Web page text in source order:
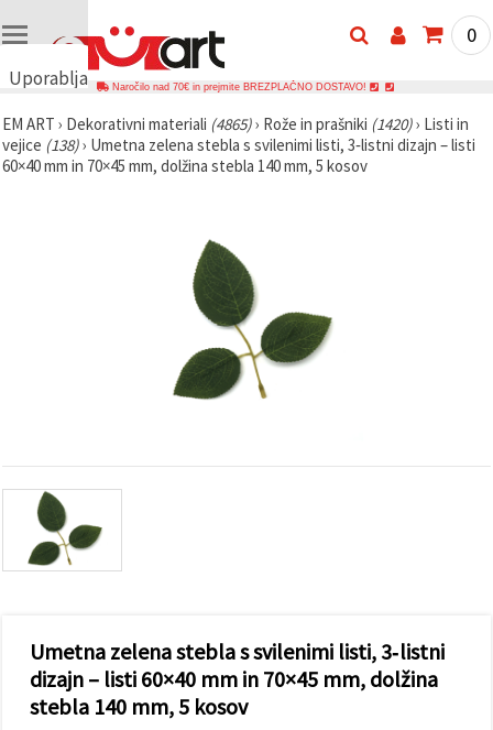
Uporabljamo
🍪
Uporabljamo
piškotke in
prikazujemo
vsebine in
oglase, tudi
s pomočjo
naših
partnerjev
»Sprejmi
vse!« se
lahko
strinjate z
0
Naročilo nad 70€ in prejmite BREZPLAČNO DOSTAVO!
EM ART › Dekorativni materiali (4865)› Rože in prašniki (1420)› Listi in
vejice (138)› Umetna zelena stebla s svilenimi listi, 3‑listni dizajn – listi
60×40 mm in 70×45 mm, dolžina stebla 140 mm, 5 kosov
Umetna zelena stebla s svilenimi listi, 3‑listni
dizajn – listi 60×40 mm in 70×45 mm, dolžina
stebla 140 mm, 5 kosov